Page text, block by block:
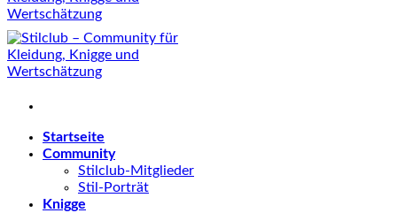
Startseite
Community
Stilclub-Mitglieder
Stil-Porträt
Knigge